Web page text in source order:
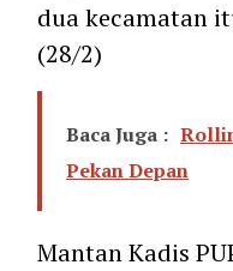
dua kecamatan
(28/2)
Baca Juga :
Pekan Depan
Mantan Kadis